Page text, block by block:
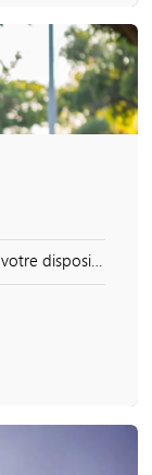
disposition !